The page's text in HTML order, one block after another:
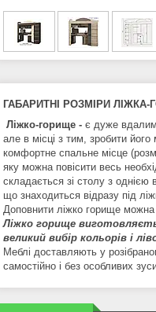
ГАБАРИТНІ РОЗМІРИ ЛІЖКА-
Ліжко-горище - є дуже вдалим
але в місці з тим, зробити
комфортне спальне місце
яку можна повісити весь
складається зі столу з
що знаходиться відразу під
Доповнити ліжко горище
Ліжко горище
великий вибір кольорів і
Меблі доставляють у
самостійно і без особливих